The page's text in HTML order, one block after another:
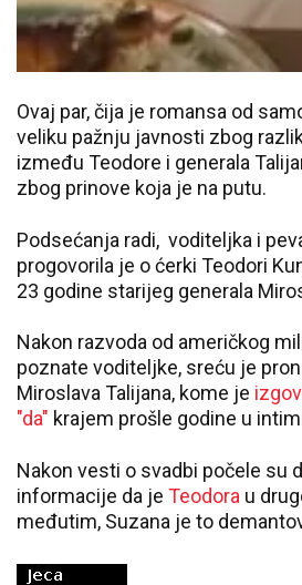
Ovaj par, čija je romansa od
veliku pažnju javnosti zbog
između Teodore i generala
zbog prinove koja je na putu.
Podsećanja radi, voditeljka i
progovorila je o ćerki Teodori
23 godine starijeg generala
Nakon razvoda od američkog
poznate voditeljke, sreću je
Miroslava Talijana, kome je
"da" krajem prošle godine u
Nakon vesti o svadbi počele su
informacije da je Teodora u
međutim, Suzana je to